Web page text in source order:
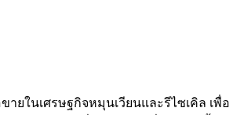
ยในเศรษฐกิจหมุนเวียนและรีไซเคิล เพื่อ